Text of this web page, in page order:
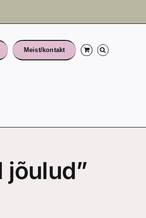
Meist/kontakt
jõulud”